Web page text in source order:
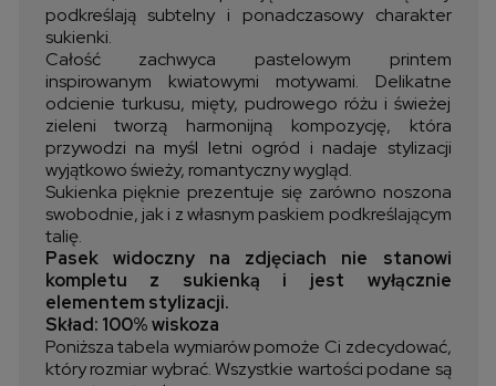
podkreślają subtelny i ponadczasowy charakter
sukienki.
Całość zachwyca pastelowym printem
inspirowanym kwiatowymi motywami. Delikatne
odcienie turkusu, mięty, pudrowego różu i świeżej
zieleni tworzą harmonijną kompozycję, która
przywodzi na myśl letni ogród i nadaje stylizacji
wyjątkowo świeży, romantyczny wygląd.
Sukienka pięknie prezentuje się zarówno noszona
swobodnie, jak i z własnym paskiem podkreślającym
talię.
Pasek widoczny na zdjęciach nie stanowi
kompletu z sukienką i jest wyłącznie
elementem stylizacji.
Skład: 100% wiskoza
Poniższa tabela wymiarów pomoże Ci zdecydować,
który rozmiar wybrać. Wszystkie wartości podane są